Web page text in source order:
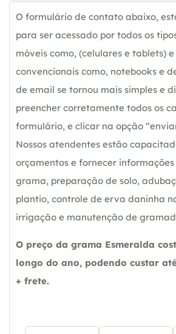
O formulário de contato abaixo,
para ser acessado por todos os
móveis como, (celulares e tablets)
convencionais como, notebooks e
de email se tornou mais simples e
preencher corretamente todos os
formulário, e clicar na opção
Nossos atendentes estão
orçamentos e fornecer
grama, preparação de solo,
plantio, controle de erva daninha
irrigação e manutenção de
O preço da grama Esmeralda
longo do ano, podendo custar
+ frete.